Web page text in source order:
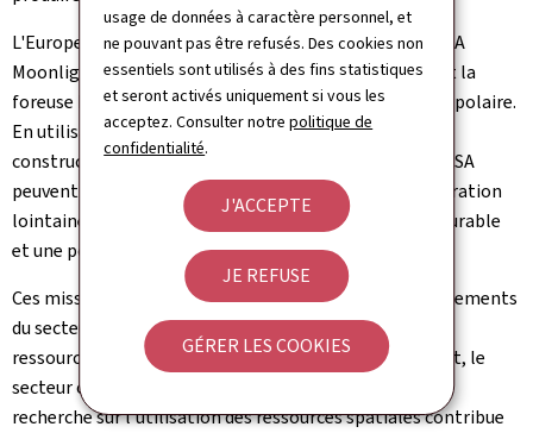
usage de données à caractère personnel, et
ne pouvant pas être refusés. Des cookies non
essentiels sont utilisés à des fins statistiques
et seront activés uniquement si vous les
acceptez. Consulter notrepolitique de
confidentialité.
J'ACCEPTE
JE REFUSE
GÉRER LES COOKIES
L'Europe joue également un rôle vital via l'initiative ESA
Moonlight, qui crée un réseau "GPS et Wi-Fi" lunaire, et la
foreuse PROSPECT, qui analysera chimiquement le sol polaire.
En utilisant les matériaux lunaires pour l'oxygène et la
construction, des missions comme Artemis III de la NASA
peuvent réduire considérablement les coûts de l'exploration
lointaine, transformant la Lune en un hub industriel durable
et une porte d'entrée vers Mars.
Ces missions, associées à l'augmentation des investissements
du secteur privé, expliquent pourquoi l'intérêt pour les
ressources spatiales continue de croître. Parallèlement, le
secteur ouvre de nouvelles opportunités sur Terre: la
recherche sur l'utilisation des ressources spatiales contribue